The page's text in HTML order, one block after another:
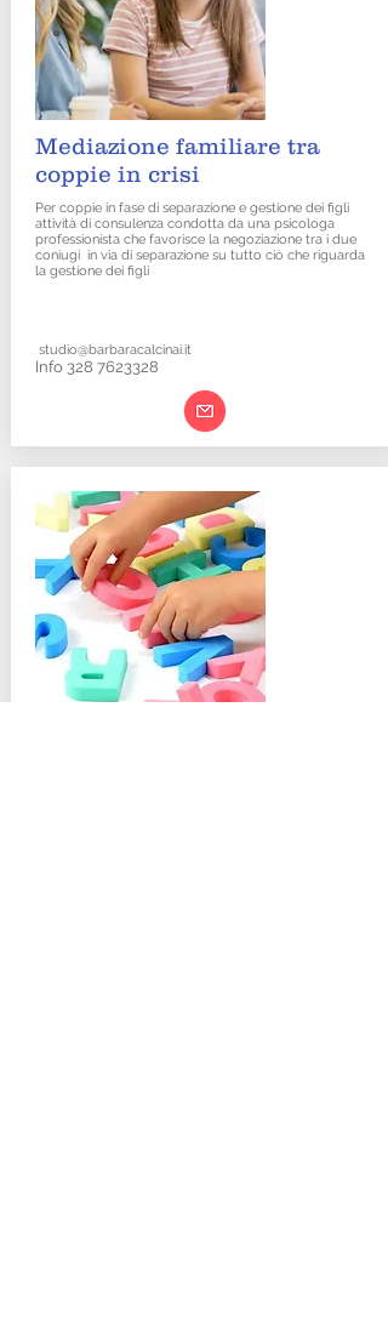
Mediazione familiare tra
coppie in crisi
Per coppie in fase di separazione e gestione dei figli
attività di consulenza condotta da una psicologa
professionista che favorisce la negoziazione tra i due
coniugi in via di separazione su tutto ciò che riguarda
la gestione dei figli
studio@barbaracalcinai.it
Info 328 7623328